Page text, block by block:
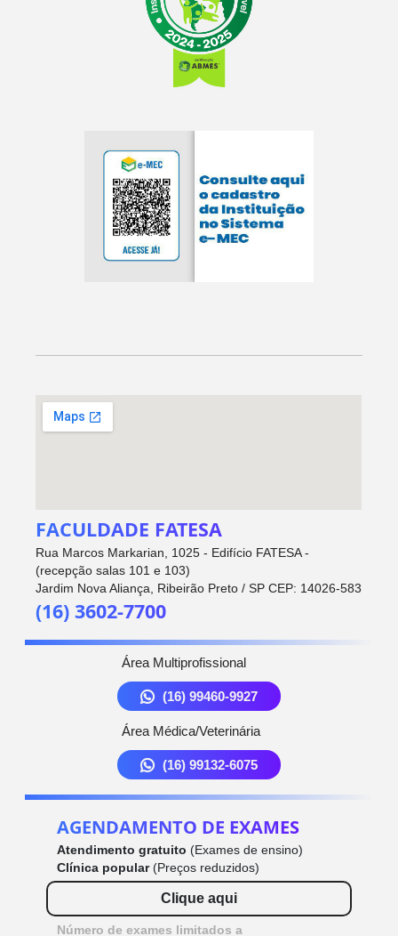
FACULDADE FATESA
Rua Marcos Markarian, 1025 - Edifício FATESA -
(recepção salas 101 e 103)
Jardim Nova Aliança, Ribeirão Preto / SP CEP: 14026-583
(16) 3602-7700
Área Multiprofissional
(16) 99460-9927
Área Médica/Veterinária
(16) 99132-6075
AGENDAMENTO DE EXAMES
Atendimento gratuito (Exames de ensino)
Clínica popular(Preços reduzidos)
Clique aqui
Número de exames limitados a